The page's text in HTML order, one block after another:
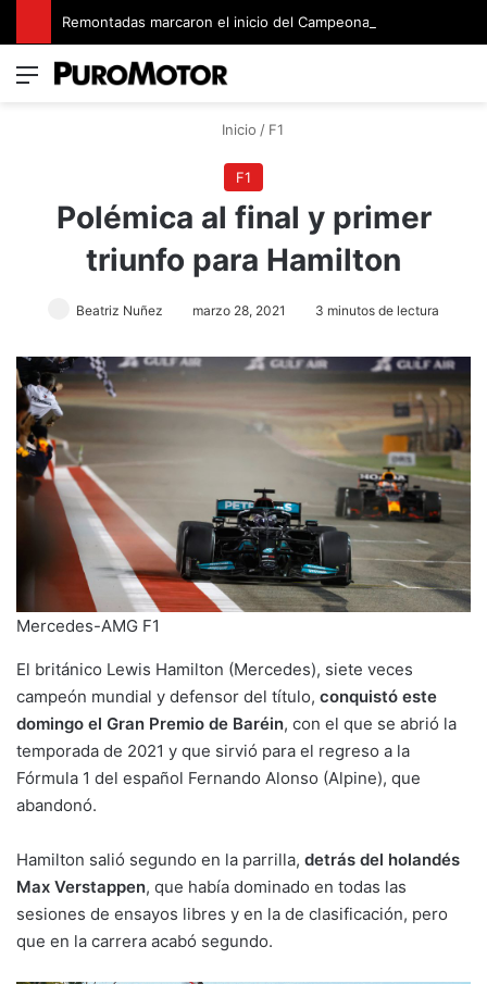
Menú
Inicio / F1
F1
Polémica al final y primer
triunfo para Hamilton
Beatriz Nuñez marzo 28, 2021 3 minutos de lectura
Mercedes-AMG F1
El británico Lewis Hamilton (Mercedes), siete veces
campeón mundial y defensor del título, conquistó este
domingo el Gran Premio de Baréin, con el que se abrió la
temporada de 2021 y que sirvió para el regreso a la
Fórmula 1 del español Fernando Alonso (Alpine), que
abandonó.
Hamilton salió segundo en la parrilla, detrás del holandés
Max Verstappen, que había dominado en todas las
sesiones de ensayos libres y en la de clasificación, pero
que en la carrera acabó segundo.